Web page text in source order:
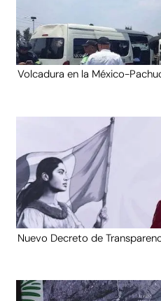
Volcadura en la México-
Nuevo Decreto de